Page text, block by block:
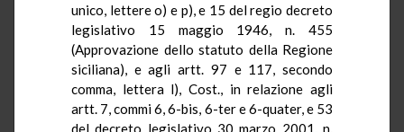
unico, lettere o) e p), e 15 del regio decreto
legislativo 15 maggio 1946, n. 455
(Approvazione dello statuto della Regione
siciliana), e agli artt. 97 e 117, secondo
comma, lettera l), Cost., in relazione agli
artt. 7, commi 6, 6-bis, 6-ter e 6-quater, e 53
del decreto legislativo 30 marzo 2001, n.